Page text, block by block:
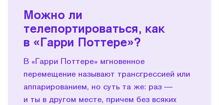
Можно ли
телепортироваться, как
в «Гарри Поттере»?
В «Гарри Поттере» мгновенное
перемещение называют трансгрессией или
аппарированием, но суть та же: раз —
и ты в другом месте, причем без всяких